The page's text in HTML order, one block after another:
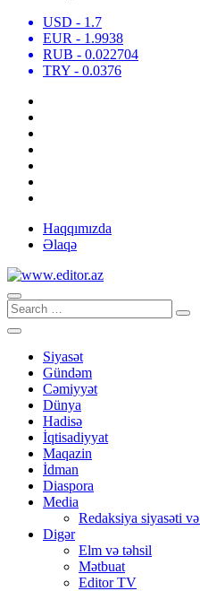
USD - 1.7
EUR - 1.9938
RUB - 0.022704
TRY - 0.0376
Haqqımızda
Əlaqə
Siyasət
Gündəm
Cəmiyyət
Dünya
Hadisə
İqtisadiyyat
Maqazin
İdman
Diaspora
Media
Redaksiya siyasəti və
Digər
Elm və təhsil
Mətbuat
Editor TV